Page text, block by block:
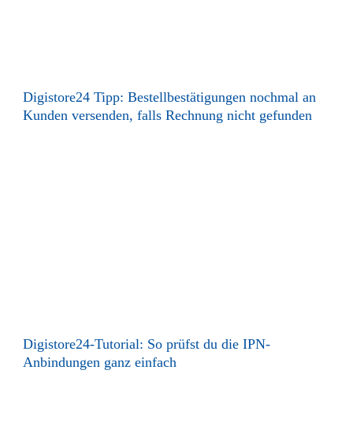
Digistore24 Tipp: Bestellbestätigungen nochmal an
Kunden versenden, falls Rechnung nicht gefunden
Digistore24-Tutorial: So prüfst du die IPN-
Anbindungen ganz einfach